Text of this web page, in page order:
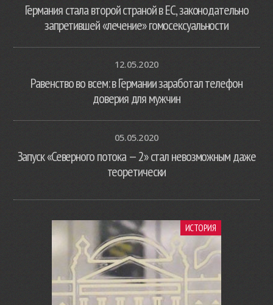
Германия стала второй страной в ЕС, законодательно
запретившей «лечение» гомосексуальности
12.05.2020
Равенство во всем: в Германии заработал телефон
доверия для мужчин
05.05.2020
Запуск «Северного потока — 2» стал невозможным даже
теоретически
ИСТОРИЯ